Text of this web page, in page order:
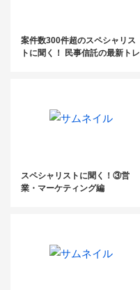
案件数300件超のスペシャリス
トに聞く！ 民事信託の最新トレ
スペシャリストに聞く！③営
業・マーケティング編